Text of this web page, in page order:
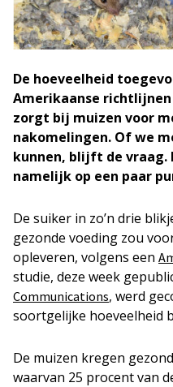
De hoeveelheid
Amerikaanse richtlijnen
zorgt bij muizen voor
nakomelingen. Of we
kunnen, blijft de
namelijk op een paar
De suiker in zo’n drie
gezonde voeding zou
opleveren, volgens een
studie, deze week
Communications, werd
soortgelijke hoeveelheid
De muizen kregen
waarvan 25 procent van